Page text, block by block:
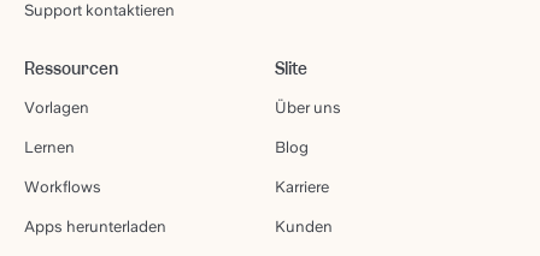
Support kontaktieren
Ressourcen
Vorlagen
Lernen
Workflows
Apps herunterladen
Slite
Über uns
Blog
Karriere
Kunden